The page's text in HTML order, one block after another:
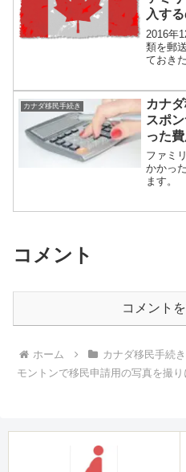
入す
るい
を紹介
2016年
類を郵
ておき
と言っ
ん。ど
カナダ移民手続き
カナ
スポ
った
ファミ
かかっ
ます。
コメント
コメント
ホーム カナダ移民手続き
モントンで移民申請用の写真を撮り